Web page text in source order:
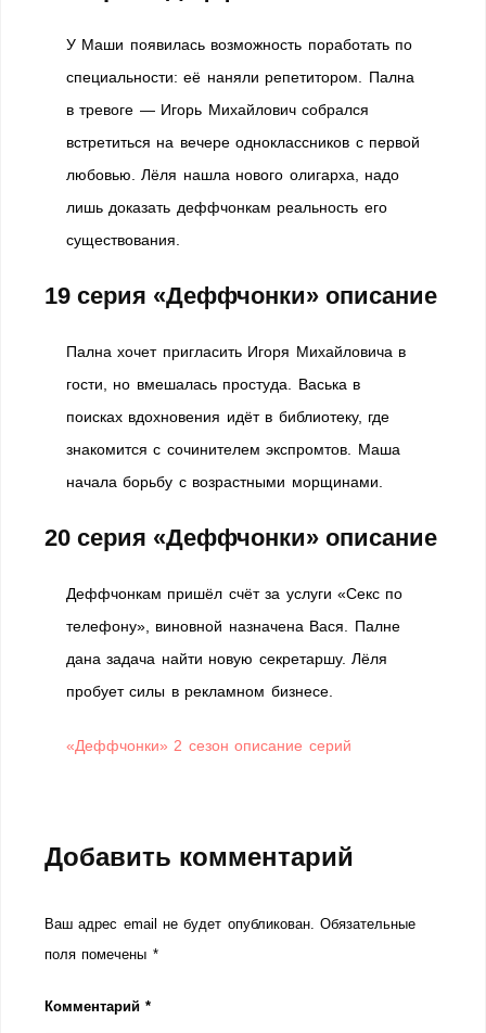
У Маши появилась возможность поработать по
специальности: её наняли репетитором. Пална
в тревоге — Игорь Михайлович собрался
встретиться на вечере одноклассников с первой
любовью. Лёля нашла нового олигарха, надо
лишь доказать деффчонкам реальность его
существования.
19 серия «Деффчонки» описание
Пална хочет пригласить Игоря Михайловича в
гости, но вмешалась простуда. Васька в
поисках вдохновения идёт в библиотеку, где
знакомится с сочинителем экспромтов. Маша
начала борьбу с возрастными морщинами.
20 серия «Деффчонки» описание
Деффчонкам пришёл счёт за услуги «Секс по
телефону», виновной назначена Вася. Палне
дана задача найти новую секретаршу. Лёля
пробует силы в рекламном бизнесе.
«Деффчонки» 2 сезон описание серий
Добавить комментарий
Ваш адрес email не будет опубликован. Обязательные
поля помечены *
Комментарий*